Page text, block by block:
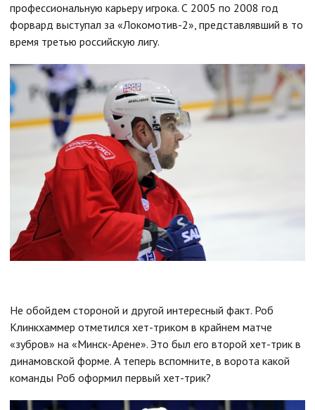
профессиональную карьеру игрока. С 2005 по 2008 год
форвард выступал за «Локомотив-2», представлявший в то
время третью российскую лигу.
Не обойдем стороной и другой интересный факт. Роб
Клинкхаммер отметился хет-триком в крайнем матче
«зубров» на «Минск-Арене». Это был его второй хет-трик в
динамовской форме. А теперь вспомните, в ворота какой
команды Роб оформил первый хет-трик?